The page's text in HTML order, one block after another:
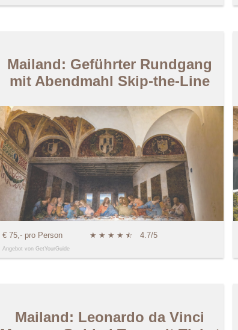
Mailand: Geführter Rundgang
mit Abendmahl Skip-the-Line
€ 75,- pro Person ★ ★ ★ ★ ★
☆ 4.7/5
Angebot von GetYourGuide
Mailand: Leonardo da Vinci